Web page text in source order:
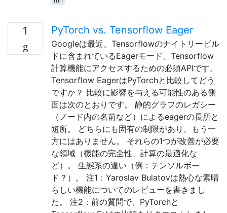
1 PyTorch vs. Tensorflow Eager
Googleは最近、Tensorflowのナイトリービル
ドに含まれているEagerモード、Tensorflow
計算機能にアクセスするための必須APIです。
Tensorflow EagerはPyTorchと比較してどう
ですか？ 比較に影響を与える可能性のある側
面は次のとおりです。 静的グラフのレガシー
（ノード内の名前など）によるeagerの長所と
短所。 どちらにも固有の制限があり、もう一
方にはありません。 それらの1つが改善が必要
な領域（機能の完全性、計算の最適化な
ど）。 生態系の違い（例：テンソルボー
ド？）。 注1：Yaroslav Bulatovは熱心な素晴
らしい機能についてのレビューを書きまし
た。 注2：前の質問で、PyTorchと